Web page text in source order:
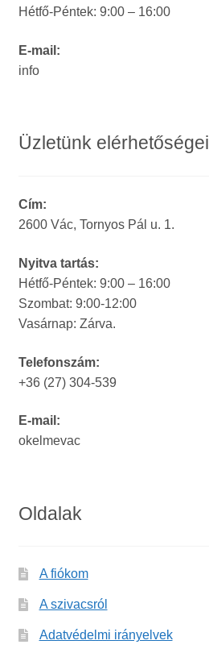
Hétfő-Péntek: 9:00 – 16:00
E-mail:
info
Üzletünk elérhetőségei
Cím:
2600 Vác, Tornyos Pál u. 1.
Nyitva tartás:
Hétfő-Péntek: 9:00 – 16:00
Szombat: 9:00-12:00
Vasárnap: Zárva.
Telefonszám:
+36 (27) 304-539
E-mail:
okelmevac
Oldalak
A fiókom
A szivacsról
Adatvédelmi irányelvek